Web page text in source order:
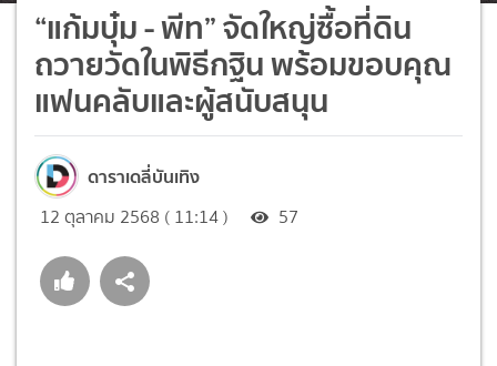
“แก้มบุ๋ม - พีท” จัดใหญ่ซื้อที่ดิน
ถวายวัดในพิธีกฐิน พร้อมขอบคุณ
แฟนคลับและผู้สนับสนุน
ดาราเดลี่บันเทิง
12 ตุลาคม 2568 ( 11:14 ) 57